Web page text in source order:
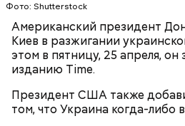
Фото: Shutterstock
Американский президент
Киев в разжигании
этом в пятницу, 25 апреля, он
изданию Time.
Президент США также
том, что Украина когда-либо
Более чем полгода о
ничего известно, пока 14
видеозапись с ее участием не
иракском телеканале «Аль-